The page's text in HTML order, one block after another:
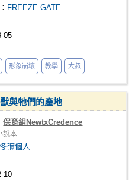
FREEZE GATE
05
形象崩壞 教學 大叔
與牠們的產地
保育組NewtxCredence
說本
冬彌個人
10